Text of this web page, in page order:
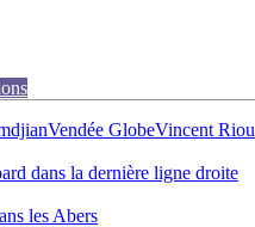
Vendée GlobeVincent Riou
dans la dernière ligne droite
les Abers